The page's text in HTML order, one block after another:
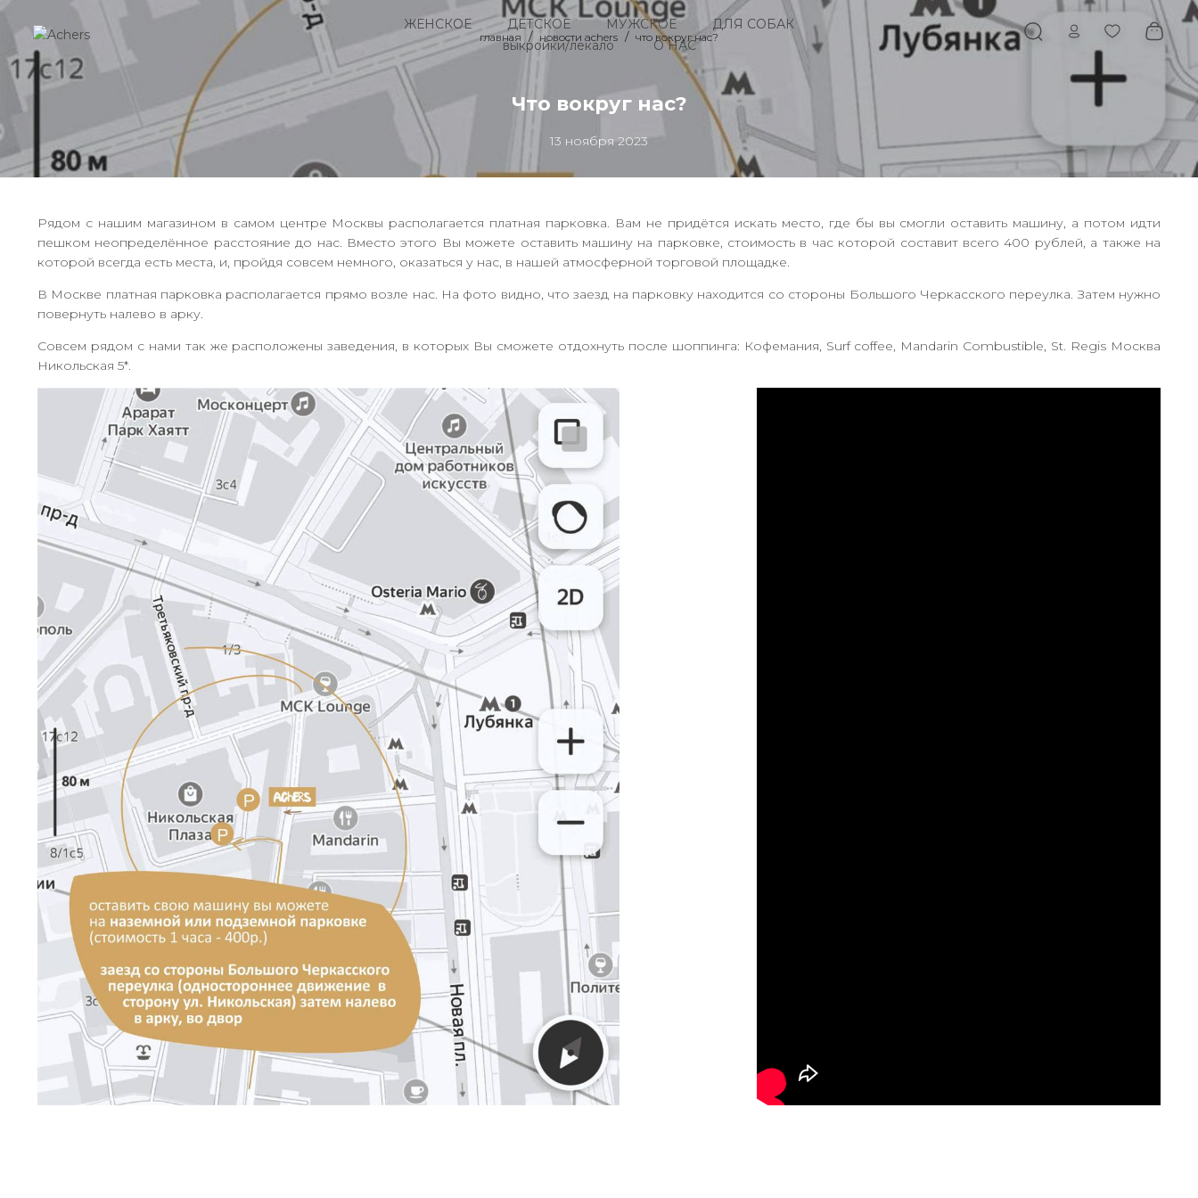
ЖЕНСКОЕ ДЕТСКОЕ МУЖСКОЕ
ДЛЯ СОБАК
выкройки/лекало
О НАС
главная новости achers что вокруг нас?
Что вокруг нас?
13 ноября 2023
Рядом с нашим магазином в самом центре Москвы располагается платная парковка. Вам не придётся искать место, где бы вы смогли оставить машину, а потом идти
пешком неопределённое расстояние до нас. Вместо этого Вы можете оставить машину на парковке, стоимость в час которой составит всего 400 рублей, а также на
которой всегда есть места, и, пройдя совсем немного, оказаться у нас, в нашей атмосферной торговой площадке.
В Москве платная парковка располагается прямо возле нас. На фото видно, что заезд на парковку находится со стороны Большого Черкасского переулка. Затем нужно
повернуть налево в арку.
Совсем рядом с нами так же расположены заведения, в которых Вы сможете отдохнуть после шоппинга: Кофемания, Surf coffee, Mandarin Combustible, St. Regis Москва
Никольская 5*.